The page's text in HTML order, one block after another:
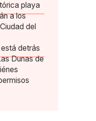
playa
a los
del
está detrás
Dunas de